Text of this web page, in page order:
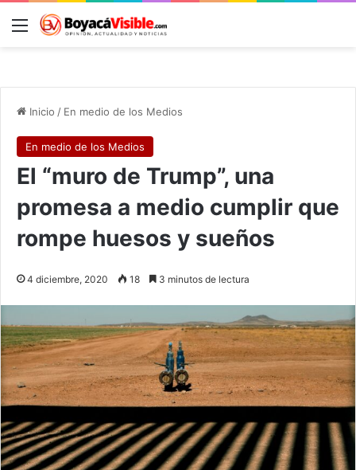
Menú
Inicio / En medio de los Medios
En medio de los Medios
El “muro de Trump”, una
promesa a medio cumplir que
rompe huesos y sueños
4 diciembre, 2020 18 3 minutos de lectura